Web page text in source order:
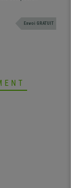
Bureau
et design
Envoi GRATUIT